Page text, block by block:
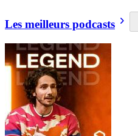
Les meilleurs podcasts